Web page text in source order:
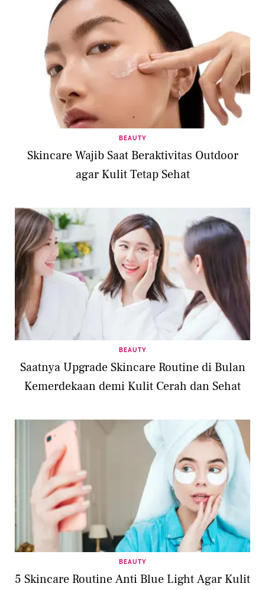
BEAUTY
Skincare Wajib Saat Beraktivitas Outdoor
agar Kulit Tetap Sehat
BEAUTY
Saatnya Upgrade Skincare Routine di Bulan
Kemerdekaan demi Kulit Cerah dan Sehat
BEAUTY
5 Skincare Routine Anti Blue Light Agar Kulit